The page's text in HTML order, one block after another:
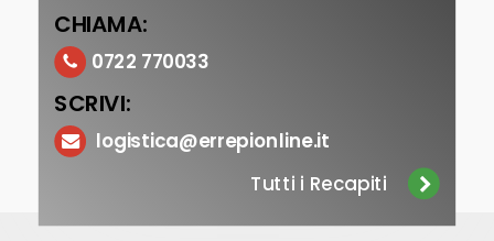
CHIAMA:
0722 770033
SCRIVI:
logistica@errepionline.it
Tutti i Recapiti